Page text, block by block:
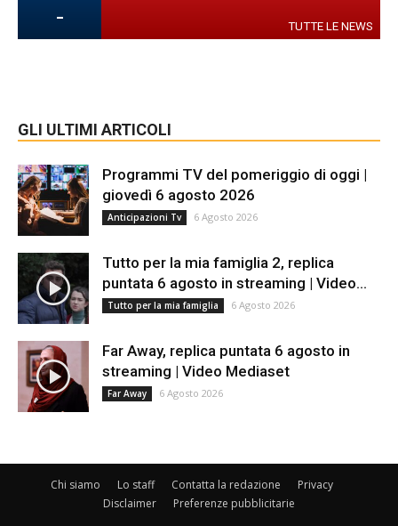
- TUTTE LE NEWS
GLI ULTIMI ARTICOLI
Programmi TV del pomeriggio di oggi |
giovedì 6 agosto 2026
Anticipazioni Tv 6 Agosto 2026
Tutto per la mia famiglia 2, replica
puntata 6 agosto in streaming | Video...
Tutto per la mia famiglia 6 Agosto 2026
Far Away, replica puntata 6 agosto in
streaming | Video Mediaset
Far Away 6 Agosto 2026
Chi siamo Lo staff Contatta la redazione
Privacy
Disclaimer
Preferenze pubblicitarie